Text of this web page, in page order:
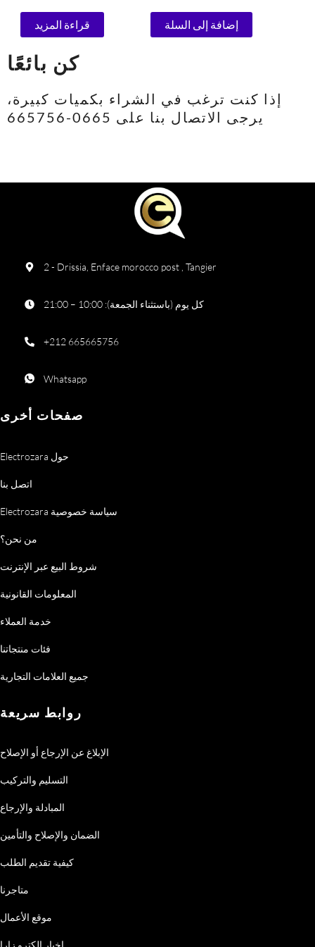
قراءة المزيد إضافة إلى السلة
كن بائعًا
إذا كنت ترغب في الشراء بكميات كبيرة،
يرجى الاتصال بنا على 0665-665756
2 - Drissia, Enface morocco post , Tangier
كل يوم (باستثناء الجمعة): 10:00 – 21:00
+212 665665756
Whatsapp
صفحات أخرى
Electrozara حول
اتصل بنا
Electrozara سياسة خصوصية
من نحن؟
شروط البيع عبر الإنترنت
المعلومات القانونية
خدمة العملاء
فئات منتجاتنا
جميع العلامات التجارية
روابط سريعة
الإبلاغ عن الإرجاع أو الإصلاح
التسليم والتركيب
المبادلة والإرجاع
الضمان والإصلاح والتأمين
كيفية تقديم الطلب
متاجرنا
موقع الأعمال